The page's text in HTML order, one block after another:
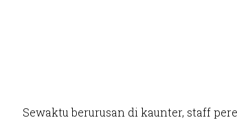
Sewaktu berurusan di kaunter, staff